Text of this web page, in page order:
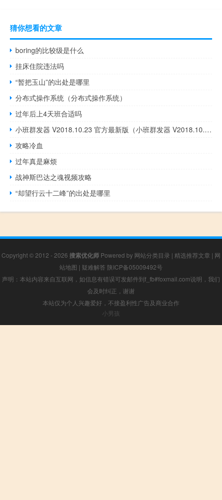
猜你想看的文章
boring的比较级是什么
挂床住院违法吗
“暂把玉山”的出处是哪里
分布式操作系统（分布式操作系统）
过年后上4天班合适吗
小班群发器 V2018.10.23 官方最新版（小班群发器 V2018.10.23 官方最新版功能简介）
攻略冷血
过年真是麻烦
战神斯巴达之魂视频攻略
“却望行云十二峰”的出处是哪里
Copyright © 2012 - 2026 搜索优化师 Powered by 网站分类目录 | 精选推荐文章 | 网
站地图 | 疑难解答 陕ICP备05009492号
声明：本站内容来自互联网，如信息有错误可发邮件到f_fb#foxmail.com说明，我们
会及时纠正，谢谢
本站仅为个人兴趣爱好，不接盈利性广告及商业合作
小男孩